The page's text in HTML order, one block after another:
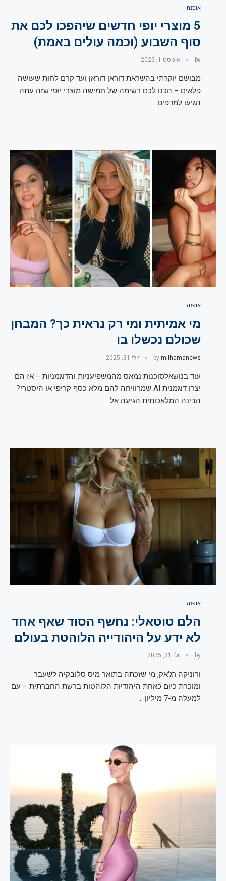
אופנה
5 מוצרי יופי חדשים שיהפכו לכם את
סוף השבוע (וכמה עולים באמת)
by אוגוסט 1, 2025
מבושם יוקרתי בהשראת דוראן דוראן ועד קרם לחות שעושה
פלאים – הכנו לכם רשימה של חמישה מוצרי יופי שזה עתה
הגיעו למדפים …
אופנה
מי אמיתית ומי רק נראית כך? המבחן
שכולם נכשלו בו
by milhamanews יולי 31, 2025
עוד בנושאלסוכנות נמאס מהמשפיעניות והדוגמניות – אז הם
יצרו דוגמנית AI שמרוויחה להם מלא כסף קריפי או היסטרי?
הבינה המלאכותית הגיעה אל …
אופנה
הלם טוטאלי: נחשף הסוד שאף אחד
לא ידע על היהודייה הלוהטת בעולם‎
by יולי 31, 2025
ורוניקה רג'אק, מי שזכתה בתואר מיס סלובקיה לשעבר
ומוכרת כיום כאחת היהודיות הלוהטות ברשת החברתית – עם
למעלה מ-7 מיליון …